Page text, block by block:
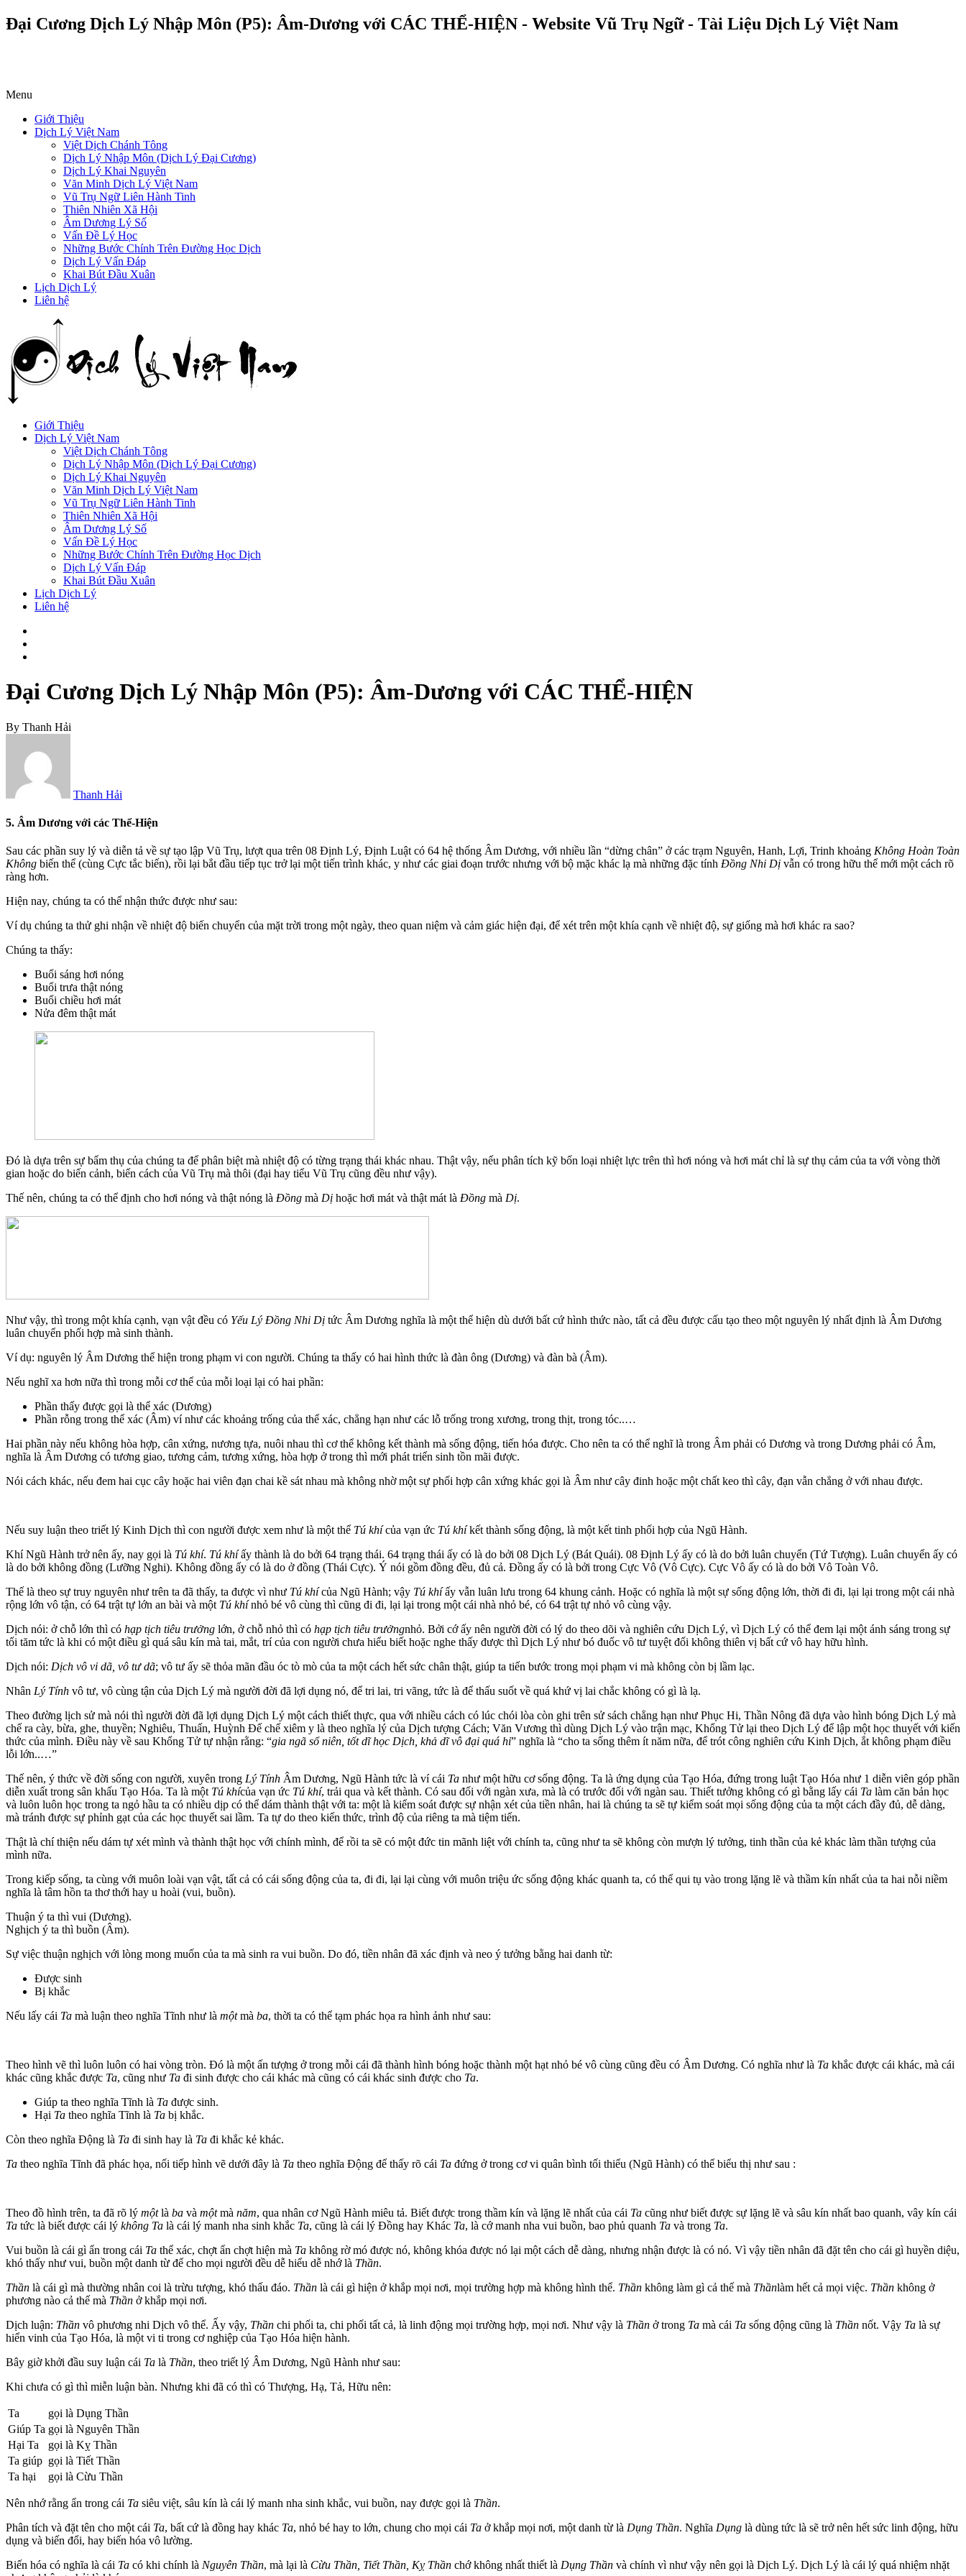
Đại Cương Dịch Lý Nhập Môn (P5): Âm-Dương với CÁC THỂ-HIỆN - Website Vũ Trụ Ngữ - Tài Liệu Dịch Lý Việt Nam
Menu
Giới Thiệu
Dịch Lý Việt Nam
Việt Dịch Chánh Tông
Dịch Lý Nhập Môn (Dịch Lý Đại Cương)
Dịch Lý Khai Nguyên
Văn Minh Dịch Lý Việt Nam
Vũ Trụ Ngữ Liên Hành Tinh
Thiên Nhiên Xã Hội
Âm Dương Lý Số
Vấn Đề Lý Học
Những Bước Chính Trên Đường Học Dịch
Dịch Lý Vấn Đáp
Khai Bút Đầu Xuân
Lịch Dịch Lý
Liên hệ
Giới Thiệu
Dịch Lý Việt Nam
Việt Dịch Chánh Tông
Dịch Lý Nhập Môn (Dịch Lý Đại Cương)
Dịch Lý Khai Nguyên
Văn Minh Dịch Lý Việt Nam
Vũ Trụ Ngữ Liên Hành Tinh
Thiên Nhiên Xã Hội
Âm Dương Lý Số
Vấn Đề Lý Học
Những Bước Chính Trên Đường Học Dịch
Dịch Lý Vấn Đáp
Khai Bút Đầu Xuân
Lịch Dịch Lý
Liên hệ
Đại Cương Dịch Lý Nhập Môn (P5): Âm-Dương với CÁC THỂ-HIỆN
By Thanh Hải
Thanh Hải
5. Âm Dương với các Thể-Hiện
Sau các phần suy lý và diễn tả về sự tạo lập Vũ Trụ, lượt qua trên 08 Định Lý, Định Luật có 64 hệ thống Âm Dương, với nhiều lần “dừng chân” ở các trạm Nguyên, Hanh, Lợi, Trinh khoảng Không Hoàn Toàn
Không biến thể (cùng Cực tắc biến), rồi lại bắt đầu tiếp tục trở lại một tiến trình khác, y như các giai đoạn trước nhưng với bộ mặc khác lạ mà những đặc tính Đồng Nhi Dị vẫn có trong hữu thể mới một cách rõ
ràng hơn.
Hiện nay, chúng ta có thể nhận thức được như sau:
Ví dụ chúng ta thử ghi nhận về nhiệt độ biến chuyển của mặt trời trong một ngày, theo quan niệm và cảm giác hiện đại, để xét trên một khía cạnh về nhiệt độ, sự giống mà hơi khác ra sao?
Chúng ta thấy:
Buổi sáng hơi nóng
Buổi trưa thật nóng
Buổi chiều hơi mát
Nửa đêm thật mát
Đó là dựa trên sự bẩm thụ của chúng ta để phân biệt mà nhiệt độ có từng trạng thái khác nhau. Thật vậy, nếu phân tích kỹ bốn loại nhiệt lực trên thì hơi nóng và hơi mát chỉ là sự thụ cảm của ta với vòng thời
gian hoặc do biến cảnh, biến cách của Vũ Trụ mà thôi (đại hay tiểu Vũ Trụ cũng đều như vậy).
Thế nên, chúng ta có thể định cho hơi nóng và thật nóng là Đồng mà Dị hoặc hơi mát và thật mát là Đồng mà Dị.
Như vậy, thì trong một khía cạnh, vạn vật đều có Yếu Lý Đồng Nhi Dị tức Âm Dương nghĩa là một thể hiện dù dưới bất cứ hình thức nào, tất cả đều được cấu tạo theo một nguyên lý nhất định là Âm Dương
luân chuyển phối hợp mà sinh thành.
Ví dụ: nguyên lý Âm Dương thể hiện trong phạm vi con người. Chúng ta thấy có hai hình thức là đàn ông (Dương) và đàn bà (Âm).
Nếu nghĩ xa hơn nữa thì trong mỗi cơ thể của mỗi loại lại có hai phần:
Phần thấy được gọi là thể xác (Dương)
Phần rỗng trong thể xác (Âm) ví như các khoảng trống của thể xác, chẳng hạn như các lỗ trống trong xương, trong thịt, trong tóc..…
Hai phần này nếu không hòa hợp, cân xứng, nương tựa, nuôi nhau thì cơ thể không kết thành mà sống động, tiến hóa được. Cho nên ta có thể nghĩ là trong Âm phải có Dương và trong Dương phải có Âm,
nghĩa là Âm Dương có tương giao, tương cảm, tương xứng, hòa hợp ở trong thì mới phát triển sinh tồn mãi được.
Nói cách khác, nếu đem hai cục cây hoặc hai viên đạn chai kề sát nhau mà không nhờ một sự phối hợp cân xứng khác gọi là Âm như cây đinh hoặc một chất keo thì cây, đạn vẫn chẳng ở với nhau được.
Nếu suy luận theo triết lý Kinh Dịch thì con người được xem như là một thể Tú khícủa vạn ức Tú khíkết thành sống động, là một kết tinh phối hợp của Ngũ Hành.
Khí Ngũ Hành trở nên ấy, nay gọi là Tú khí. Tú khíấy thành là do bởi 64 trạng thái. 64 trạng thái ấy có là do bởi 08 Dịch Lý (Bát Quái). 08 Định Lý ấy có là do bởi luân chuyển (Tứ Tượng). Luân chuyển ấy có
là do bởi không đồng (Lưỡng Nghi). Không đồng ấy có là do ở đồng (Thái Cực). Ý nói gồm đồng đều, đủ cả. Đồng ấy có là bởi trong Cực Vô (Vô Cực). Cực Vô ấy có là do bởi Vô Toàn Vô.
Thế là theo sự truy nguyên như trên ta đã thấy, ta được vì như Tú khícủa Ngũ Hành; vậy Tú khíấy vẫn luân lưu trong 64 khung cảnh. Hoặc có nghĩa là một sự sống động lớn, thời đi đi, lại lại trong một cái nhà
rộng lớn vô tận, có 64 trật tự lớn an bài và một Tú khínhỏ bé vô cùng thì cũng đi đi, lại lại trong một cái nhà nhỏ bé, có 64 trật tự nhỏ vô cùng vậy.
Dịch nói: ở chỗ lớn thì có hạp tịch tiêu trưởng lớn, ở chỗ nhỏ thì có hạp tịch tiêu trưởngnhỏ. Bởi cớ ấy nên người đời có lý do theo dõi và nghiên cứu Dịch Lý, vì Dịch Lý có thể đem lại một ánh sáng trong sự
tối tăm tức là khi có một điều gì quá sâu kín mà tai, mắt, trí của con người chưa hiểu biết hoặc nghe thấy được thì Dịch Lý như bó đuốc vô tư tuyệt đối không thiên vị bất cứ vô hay hữu hình.
Dịch nói: Dịch vô vi dã, vô tư dã; vô tư ấy sẽ thỏa mãn đầu óc tò mò của ta một cách hết sức chân thật, giúp ta tiến bước trong mọi phạm vi mà không còn bị lầm lạc.
Nhân Lý Tính vô tư, vô cùng tận của Dịch Lý mà người đời đã lợi dụng nó, để tri lai, tri vãng, tức là để thấu suốt về quá khứ vị lai chắc không có gì là lạ.
Theo đường lịch sử mà nói thì người đời đã lợi dụng Dịch Lý một cách thiết thực, qua với nhiều cách có lúc chói lòa còn ghi trên sử sách chẳng hạn như Phục Hi, Thần Nông đã dựa vào hình bóng Dịch Lý mà
chế ra cày, bừa, ghe, thuyền; Nghiêu, Thuấn, Huỳnh Đế chế xiêm y là theo nghĩa lý của Dịch tượng Cách; Văn Vương thì dùng Dịch Lý vào trận mạc, Khổng Tử lại theo Dịch Lý để lập một học thuyết với kiến
thức của mình. Điều này về sau Khổng Tử tự nhận rằng: “gia ngã sổ niên, tốt dĩ học Dịch, khả dĩ vô đại quá hỉ” nghĩa là “cho ta sống thêm ít năm nữa, để trót công nghiên cứu Kinh Dịch, ắt không phạm điều
lỗi lớn..…”
Thế nên, ý thức về đời sống con người, xuyên trong Lý Tính Âm Dương, Ngũ Hành tức là ví cái Ta như một hữu cơ sống động. Ta là ứng dụng của Tạo Hóa, đứng trong luật Tạo Hóa như 1 diễn viên góp phần
diễn xuất trong sân khấu Tạo Hóa. Ta là một Tú khícủa vạn ức Tú khí, trải qua và kết thành. Có sau đối với ngàn xưa, mà là có trước đối với ngàn sau. Thiết tưởng không có gì bằng lấy cái Ta làm căn bản học
và luôn luôn học trong ta ngỏ hầu ta có nhiều dịp có thể dám thành thật với ta: một là kiểm soát được sự nhận xét của tiền nhân, hai là chúng ta sẽ tự kiểm soát mọi sống động của ta một cách đầy đủ, dễ dàng,
mà tránh được sự phỉnh gạt của các học thuyết sai lầm. Ta tự do theo kiến thức, trình độ của riêng ta mà tiệm tiến.
Thật là chí thiện nếu dám tự xét mình và thành thật học với chính mình, để rồi ta sẽ có một đức tin mãnh liệt với chính ta, cũng như ta sẽ không còn mượn lý tưởng, tinh thần của kẻ khác làm thần tượng của
mình nữa.
Trong kiếp sống, ta cùng với muôn loài vạn vật, tất cả có cái sống động của ta, đi đi, lại lại cùng với muôn triệu ức sống động khác quanh ta, có thể qui tụ vào trong lặng lẽ và thầm kín nhất của ta hai nỗi niềm
nghĩa là tâm hồn ta thơ thới hay u hoài (vui, buồn).
Thuận ý ta thì vui (Dương).
Nghịch ý ta thì buồn (Âm).
Sự việc thuận nghịch với lòng mong muốn của ta mà sinh ra vui buồn. Do đó, tiền nhân đã xác định và neo ý tưởng bằng hai danh từ:
Được sinh
Bị khắc
Nếu lấy cái Ta mà luận theo nghĩa Tĩnh như là mộtmà ba, thời ta có thể tạm phác họa ra hình ảnh như sau:
Theo hình vẽ thì luôn luôn có hai vòng tròn. Đó là một ấn tượng ở trong mỗi cái đã thành hình bóng hoặc thành một hạt nhỏ bé vô cùng cũng đều có Âm Dương. Có nghĩa như là Ta khắc được cái khác, mà cái
khác cũng khắc được Ta, cũng như Ta đi sinh được cho cái khác mà cũng có cái khác sinh được cho Ta.
Giúp ta theo nghĩa Tĩnh là Ta được sinh.
Hại Ta theo nghĩa Tĩnh là Ta bị khắc.
Còn theo nghĩa Động là Ta đi sinh hay là Ta đi khắc kẻ khác.
Ta theo nghĩa Tĩnh đã phác họa, nối tiếp hình vẽ dưới đây là Ta theo nghĩa Động để thấy rõ cái Ta đứng ở trong cơ vi quân bình tối thiểu (Ngũ Hành) có thể biểu thị như sau :
Theo đồ hình trên, ta đã rõ lý mộtlà ba và mộtmà năm, qua nhân cơ Ngũ Hành miêu tả. Biết được trong thầm kín và lặng lẽ nhất của cái Ta cũng như biết được sự lặng lẽ và sâu kín nhất bao quanh, vây kín cái
Ta tức là biết được cái lý không Ta là cái lý manh nha sinh khắc Ta, cũng là cái lý Đồng hay Khác Ta, là cớ manh nha vui buồn, bao phủ quanh Ta và trong Ta.
Vui buồn là cái gì ẩn trong cái Ta thể xác, chợt ẩn chợt hiện mà Ta không rờ mó được nó, không khóa được nó lại một cách dễ dàng, nhưng nhận được là có nó. Vì vậy tiền nhân đã đặt tên cho cái gì huyền diệu,
khó thấy như vui, buồn một danh từ để cho mọi người đều dễ hiểu dễ nhớ là Thần.
Thần là cái gì mà thường nhân coi là trừu tượng, khó thấu đáo. Thần là cái gì hiện ở khắp mọi nơi, mọi trường hợp mà không hình thể. Thần không làm gì cả thế mà Thầnlàm hết cả mọi việc. Thần không ở
phương nào cả thế mà Thần ở khắp mọi nơi.
Dịch luận: Thần vô phương nhi Dịch vô thể. Ấy vậy, Thần chi phối ta, chi phối tất cả, là linh động mọi trường hợp, mọi nơi. Như vậy là Thần ở trong Ta mà cái Ta sống động cũng là Thần nốt. Vậy Ta là sự
hiển vinh của Tạo Hóa, là một vi ti trong cơ nghiệp của Tạo Hóa hiện hành.
Bây giờ khởi đầu suy luận cái Ta là Thần, theo triết lý Âm Dương, Ngũ Hành như sau:
Khi chưa có gì thì miễn luận bàn. Nhưng khi đã có thì có Thượng, Hạ, Tả, Hữu nên:
Ta
gọi là Dụng Thần
Giúp Ta gọi là Nguyên Thần
Hại Ta
gọi là Kỵ Thần
Ta giúp gọi là Tiết Thần
Ta hại
gọi là Cừu Thần
Nên nhớ rằng ẩn trong cái Ta siêu việt, sâu kín là cái lý manh nha sinh khắc, vui buồn, nay được gọi là Thần.
Phân tích và đặt tên cho một cái Ta, bất cứ là đồng hay khác Ta, nhỏ bé hay to lớn, chung cho mọi cái Ta ở khắp mọi nơi, một danh từ là Dụng Thần. Nghĩa Dụng là dùng tức là sẽ trở nên hết sức linh động, hữu
dụng và biến đổi, hay biến hóa vô lường.
Biến hóa có nghĩa là cái Ta có khi chính là Nguyên Thần, mà lại là Cừu Thần, Tiết Thần, Kỵ Thần chớ không nhất thiết là Dụng Thần và chính vì như vậy nên gọi là Dịch Lý. Dịch Lý là cái lý quá nhiệm nhặt